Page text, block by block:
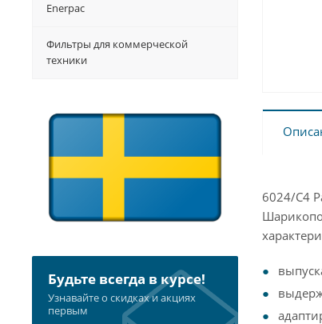
6024/C4
Enerpac
Фильтры для коммерческой
техники
Будьте всегда в курсе!
Узнавайте о скидках и акциях
первым